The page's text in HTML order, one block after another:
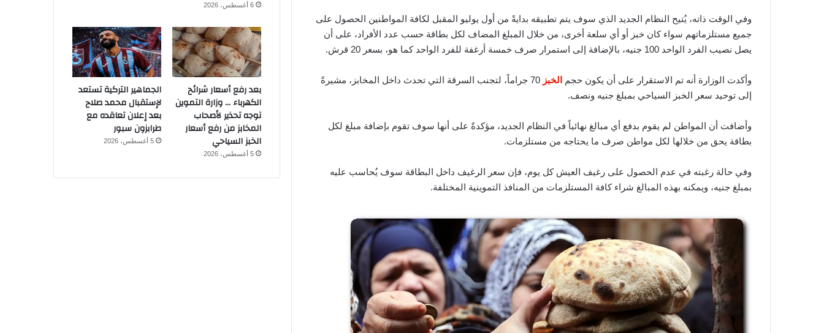
وفي الوقت ذاته، يُتيح النظام الجديد الذي سوف يتم تطبيقه بدايةً من أول يوليو المقبل لكافة المواطنين الحصول على
جميع مستلزماتهم سواء كان خبز أو أي سلعة أخرى، من خلال المبلغ المضاف لكل بطاقة حسب عدد الأفراد، على أن
يصل نصيب الفرد الواحد 100 جنيه، بالإضافة إلى استمرار صرف خمسة أرغفة للفرد الواحد كما هو، بسعر 20 قرش.
وأكدت الوزارة أنه تم الاستقرار على أن يكون حجم الخبز
70 جراماً، لتجنب السرقة التي تحدث داخل المخابز، مشيرةً
إلى توحيد سعر الخبز السياحي بمبلغ جنيه ونصف.
وأضافت أن المواطن لم يقوم بدفع أي مبالغ نهائياً في النظام الجديد، مؤكدةً على أنها سوف تقوم بإضافة مبلغ لكل
بطاقة يحق من خلالها لكل مواطن صرف ما يحتاجه من مستلزمات.
وفي حالة رغبته في عدم الحصول على رغيف العيش كل يوم، فإن سعر الرغيف داخل البطاقة سوف يُحاسب عليه
بمبلغ جنيه، ويمكنه بهذه المبالغ شراء كافة المستلزمات من المنافذ التموينية المختلفة.
6 أغسطس، 2026
بعد رفع أسعار شرائح
الكهرباء … وزارة التموين
توجه تحذير لأصحاب
المخابز من رفع أسعار
الخبز السياحي
5 أغسطس، 2026
الجماهير التركية تستعد
لإستقبال محمد صلاح
بعد إعلان تعاقده مع
طرابزون سبور
5 أغسطس، 2026